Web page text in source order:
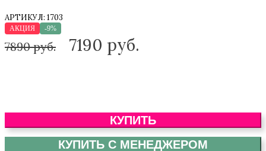
АРТИКУЛ: 1703
АКЦИЯ -9%
7890 руб. 7190 руб.
КУПИТЬ
КУПИТЬ С МЕНЕДЖЕРОМ